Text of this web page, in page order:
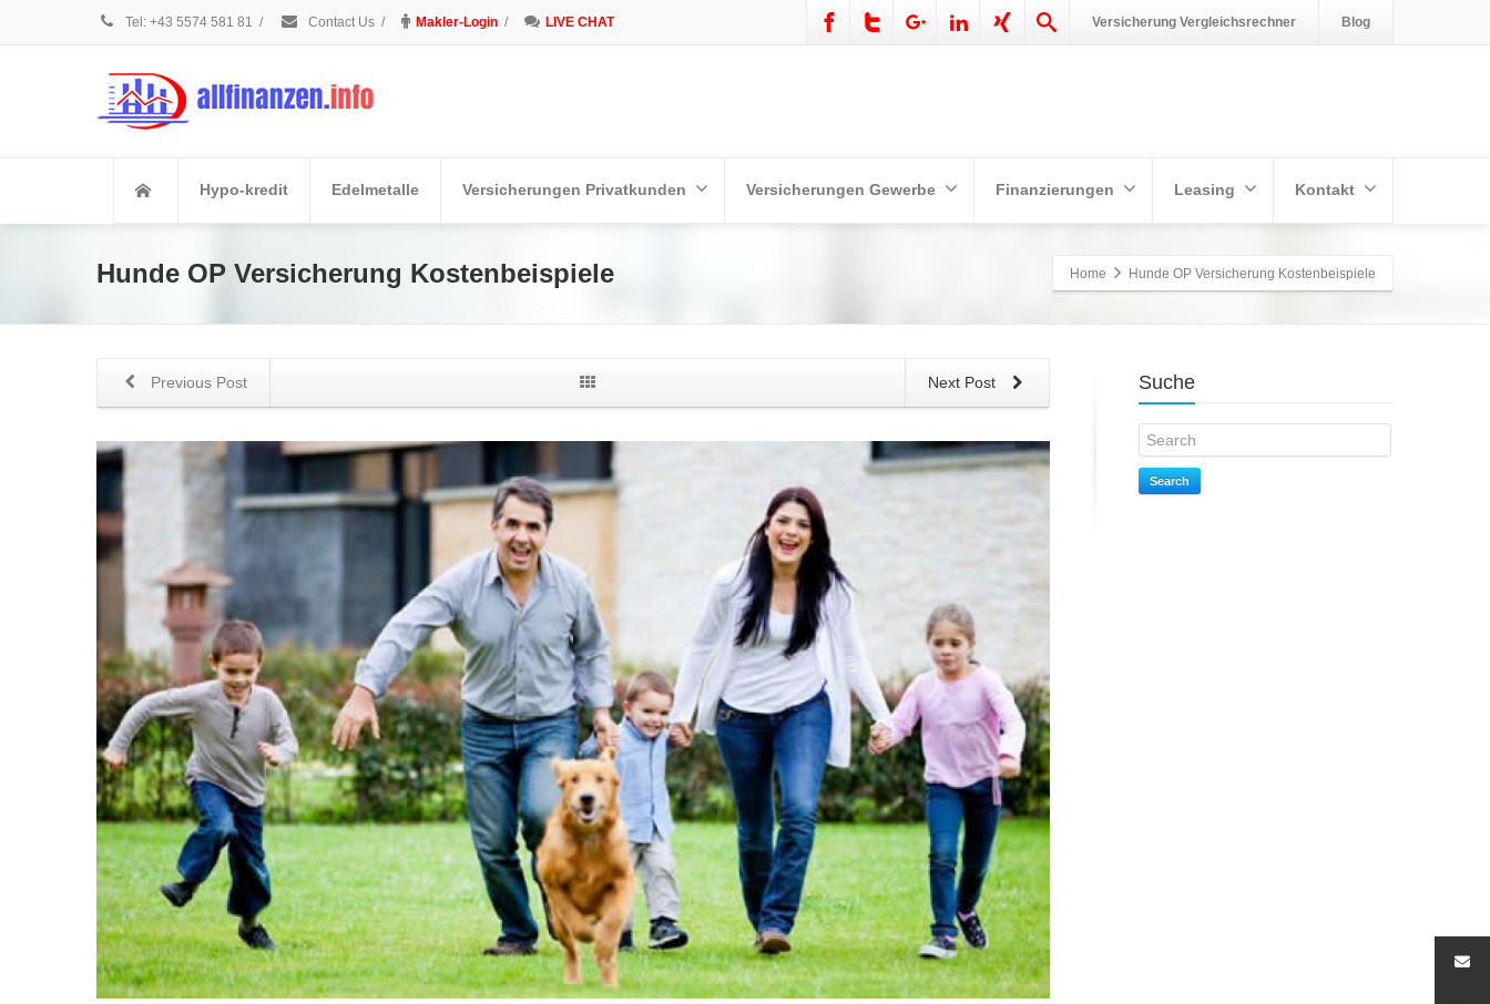
Tel: +43 5574 581 81 / Contact Us / Makler-Login / LIVE CHAT Versicherung Vergleichsrechner Blog
Hypo-kredit Edelmetalle Versicherungen Privatkunden Versicherungen Gewerbe Finanzierungen Leasing Kontakt
Hunde OP Versicherung Kostenbeispiele Home Hunde OP Versicherung Kostenbeispiele
Next Post
Previous Post Suche
Search